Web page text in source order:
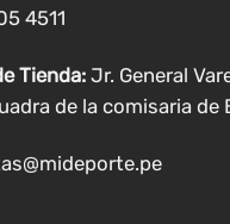
4511
Tienda: Jr. General
de la comisaria de